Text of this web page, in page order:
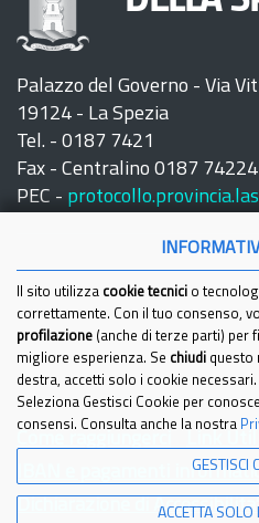
Palazzo del Governo - Via
19124 - La Spezia
Tel. - 0187 7421
Fax - Centralino 0187
PEC -
IBAN e pagamenti
Dichiarazione di Accessibilita'
Il sito utilizza cookie tecnici o
correttamente. Con il tuo consenso,
profilazione (anche di terze parti) per
migliore esperienza. Se chiudi questo
destra, accetti solo i cookie necessari.
Seleziona Gestisci Cookie per
consensi. Consulta anche la nostra
GESTISCI
ACCETTA SOLO